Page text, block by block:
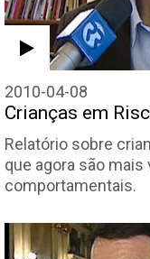
2010-04-08
Crianças em
Relatório sobre
que agora são
comportamentais.